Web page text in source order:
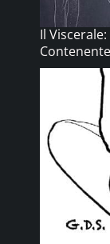
Il
Contenente